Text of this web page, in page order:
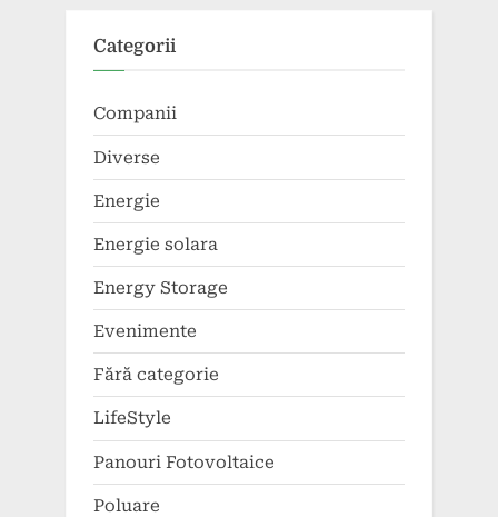
Categorii
Companii
Diverse
Energie
Energie solara
Energy Storage
Evenimente
Fără categorie
LifeStyle
Panouri Fotovoltaice
Poluare